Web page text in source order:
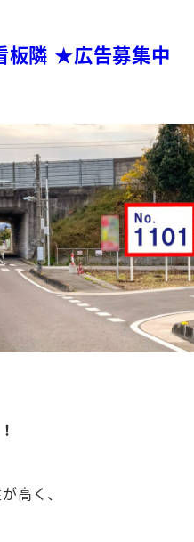
板隣 ★広告募集中
高く、